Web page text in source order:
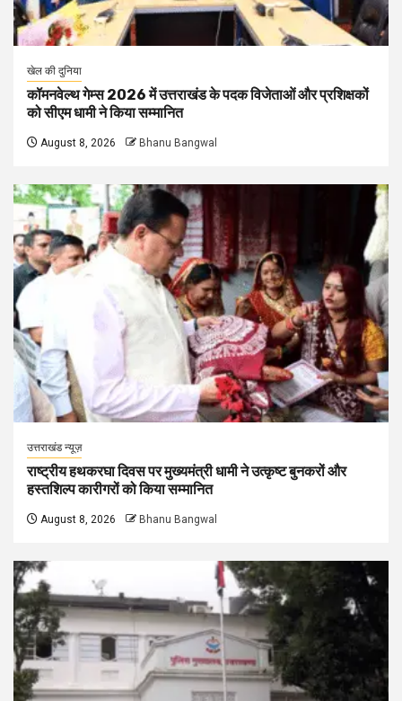
खेल की दुनिया
कॉमनवेल्थ गेम्स 2026 में उत्तराखंड के पदक विजेताओं और प्रशिक्षकों
को सीएम धामी ने किया सम्मानित
August 8, 2026 Bhanu Bangwal
उत्तराखंड न्यूज़
राष्ट्रीय हथकरघा दिवस पर मुख्यमंत्री धामी ने उत्कृष्ट बुनकरों और
हस्तशिल्प कारीगरों को किया सम्मानित
August 8, 2026 Bhanu Bangwal